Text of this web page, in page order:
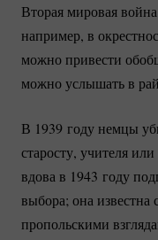
Вторая мировая
например, в
можно привести
можно услышать в
В 1939 году немцы
старосту, учителя
вдова в 1943 году
выбора; она
пропольскими